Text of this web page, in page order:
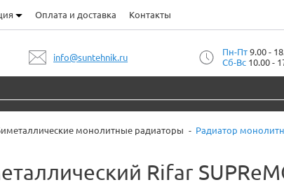
Оплата и доставка Контакты
info@suntehnik.ru Пн-Пт9.00 -
Сб-Вс10.00 -
монолитные радиаторы
Радиатор
Rifar